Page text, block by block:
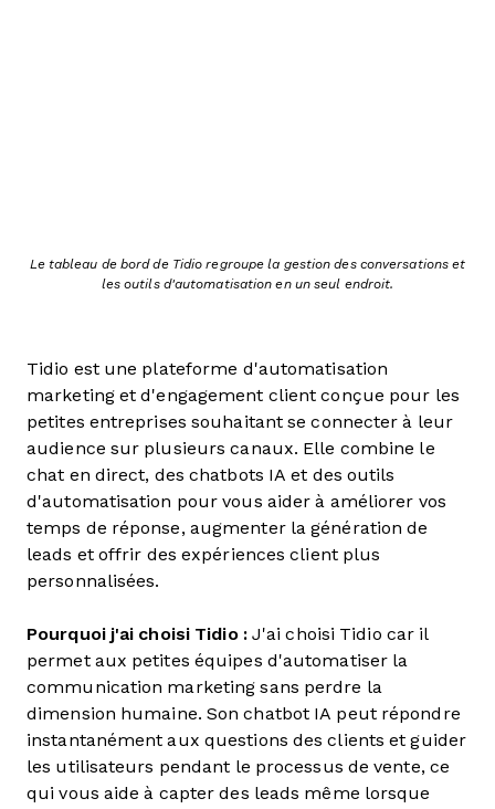
Le tableau de bord de Tidio regroupe la gestion des conversations et
les outils d'automatisation en un seul endroit.
Tidio est une plateforme d'automatisation
marketing et d'engagement client conçue pour les
petites entreprises souhaitant se connecter à leur
audience sur plusieurs canaux. Elle combine le
chat en direct, des chatbots IA et des outils
d'automatisation pour vous aider à améliorer vos
temps de réponse, augmenter la génération de
leads et offrir des expériences client plus
personnalisées.
Pourquoi j'ai choisi Tidio :J'ai choisi Tidio car il
permet aux petites équipes d'automatiser la
communication marketing sans perdre la
dimension humaine. Son chatbot IA peut répondre
instantanément aux questions des clients et guider
les utilisateurs pendant le processus de vente, ce
qui vous aide à capter des leads même lorsque